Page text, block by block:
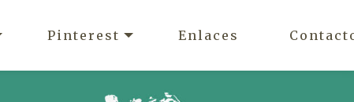
Pinterest Enlaces